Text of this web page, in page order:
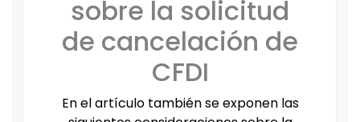
sobre la solicitud
de cancelación de
CFDI
En el artículo también se exponen las